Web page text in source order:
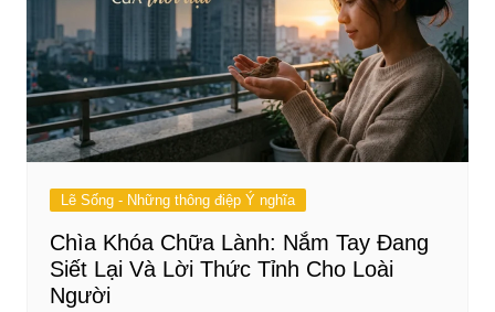
Lẽ Sống - Những thông điệp Ý nghĩa
Chìa Khóa Chữa Lành: Nắm Tay Đang
Siết Lại Và Lời Thức Tỉnh Cho Loài
Người